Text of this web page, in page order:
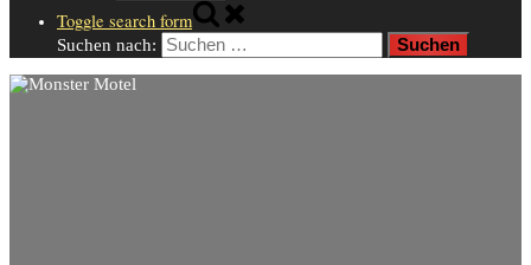
Toggle search form
Suchen nach: